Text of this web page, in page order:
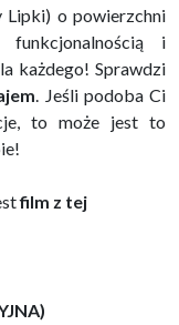
Lipki) o powierzchni
i
każdego! Sprawdzi
. Jeśli podoba Ci
to może jest to
film z tej